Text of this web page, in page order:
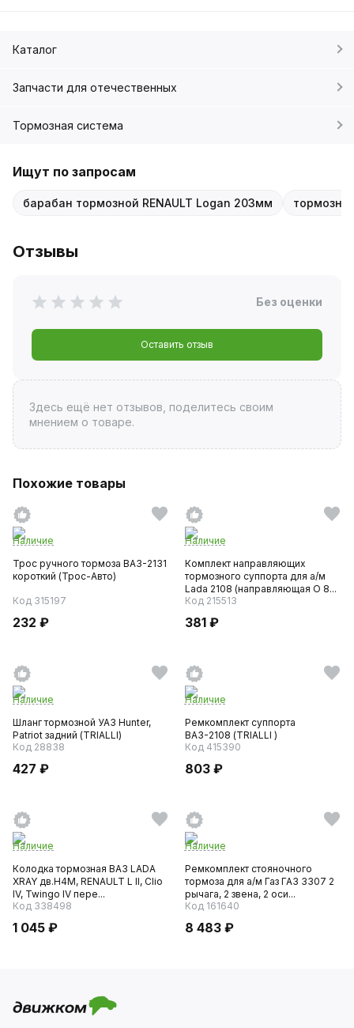
Каталог
Запчасти для отечественных
Тормозная система
Ищут по запросам
барабан тормозной RENAULT Logan 203мм
Отзывы
Без оценки
Оставить отзыв
Здесь ещё нет отзывов, поделитесь своим
мнением о товаре.
Похожие товары
Наличие
Трос ручного тормоза ВАЗ-2131
короткий (Трос-Авто)
Код 315197
232 ₽
Наличие
Комплект направляющих
тормозного суппорта для а/м
Lada 2108 (направляющая O 8...
Код 215513
381 ₽
Наличие
Шланг тормозной УАЗ Hunter,
Patriot задний (TRIALLI)
Код 28838
427 ₽
Наличие
Ремкомплект суппорта
ВАЗ-2108 (TRIALLI )
Код 415390
803 ₽
Наличие
Колодка тормозная ВАЗ LADA
XRAY дв.H4M, RENAULT L II, Clio
IV, Twingo IV пере...
Код 338498
1 045 ₽
Наличие
Ремкомплект стояночного
тормоза для а/м Газ ГАЗ 3307 2
рычага, 2 звена, 2 оси...
Код 161640
8 483 ₽